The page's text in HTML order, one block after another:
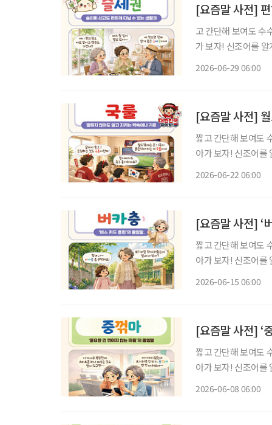
[요즘말 사전]
고 간단해 보여도 수
가 보자! 신조어를
2026-06-29 06:00
[요즘말 사전]
짧고 간단해 보여도
아가 보자! 신조어를
2026-06-22 06:00
[요즘말 사전] ‘
짧고 간단해 보여도
아가 보자! 신조어를
2026-06-15 06:00
[요즘말 사전] ‘
짧고 간단해 보여도
아가 보자! 신조어를
2026-06-08 06:00